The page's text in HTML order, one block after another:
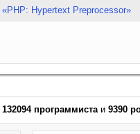
«PHP: Hypertext Preprocessor»
132094 программистаи 9390